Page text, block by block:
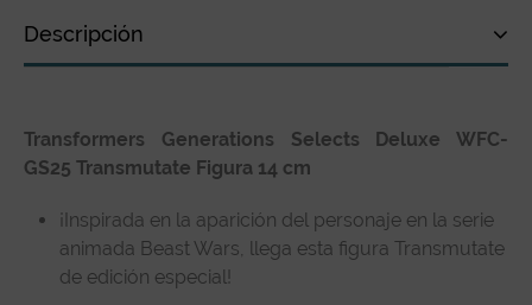
Descripción
Especificaciones técnicas
Transformers Generations Selects Deluxe WFC-
GS25 Transmutate Figura 14 cm
¡Inspirada en la aparición del personaje en la serie
animada Beast Wars, llega esta figura Transmutate
de edición especial!